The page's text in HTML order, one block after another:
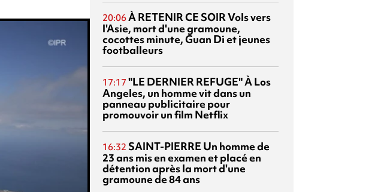
20:06À RETENIR CE SOIRVols vers
l'Asie, mort d'une gramoune,
cocottes minute, Guan Di et jeunes
footballeurs
17:17 "LE DERNIER REFUGE"À Los
Angeles, un homme vit dans un
panneau publicitaire pour
promouvoir un film Netflix
16:32 SAINT-PIERRE Un homme de
23 ans mis en examen et placé en
détention après la mort d'une
gramoune de 84 ans